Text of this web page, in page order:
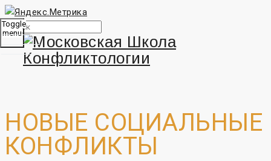
Toggle
menu
НОВЫЕ СОЦИАЛЬНЫЕ
КОНФЛИКТЫ